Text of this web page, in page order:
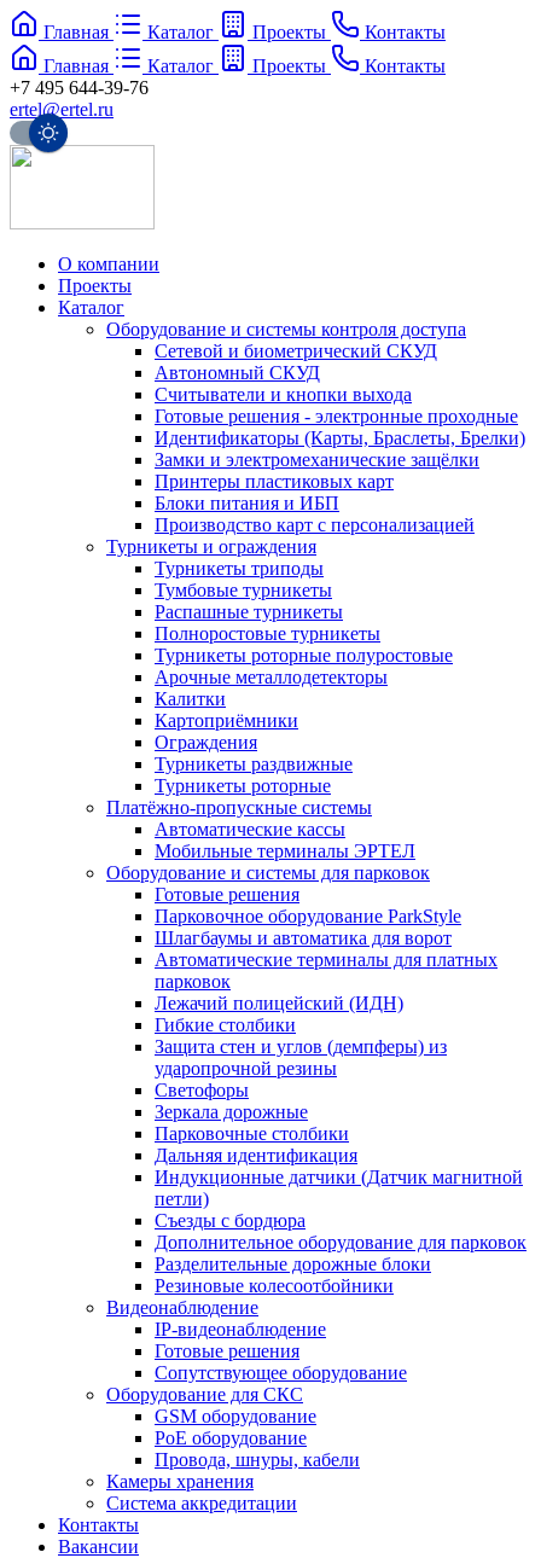
Главная Каталог Проекты
Контакты
Главная
Каталог Проекты
Контакты
+7 495 644-39-76
ertel@ertel.ru
О компании
Проекты
Каталог
Оборудование и системы контроля доступа
Сетевой и биометрический СКУД
Автономный СКУД
Считыватели и кнопки выхода
Готовые решения - электронные проходные
Идентификаторы (Карты, Браслеты, Брелки)
Замки и электромеханические защёлки
Принтеры пластиковых карт
Блоки питания и ИБП
Производство карт с персонализацией
Турникеты и ограждения
Турникеты триподы
Тумбовые турникеты
Распашные турникеты
Полноростовые турникеты
Турникеты роторные полуростовые
Арочные металлодетекторы
Калитки
Картоприёмники
Ограждения
Турникеты раздвижные
Турникеты роторные
Платёжно-пропускные системы
Автоматические кассы
Мобильные терминалы ЭРТЕЛ
Оборудование и системы для парковок
Готовые решения
Парковочное оборудование ParkStyle
Шлагбаумы и автоматика для ворот
Автоматические терминалы для платных
парковок
Лежачий полицейский (ИДН)
Гибкие столбики
Защита стен и углов (демпферы) из
ударопрочной резины
Светофоры
Зеркала дорожные
Парковочные столбики
Дальняя идентификация
Индукционные датчики (Датчик магнитной
петли)
Съезды с бордюра
Дополнительное оборудование для парковок
Разделительные дорожные блоки
Резиновые колесоотбойники
Видеонаблюдение
IP-видеонаблюдение
Готовые решения
Сопутствующее оборудование
Оборудование для СКС
GSM оборудование
PoE оборудование
Провода, шнуры, кабели
Камеры хранения
Система аккредитации
Контакты
Вакансии